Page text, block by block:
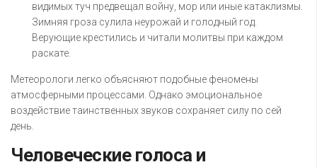
видимых туч предвещал войну, мор или иные катаклизмы.
Зимняя гроза сулила неурожай и голодный год.
Верующие крестились и читали молитвы при каждом
раскате.
Метеорологи легко объясняют подобные феномены
атмосферными процессами. Однако эмоциональное
воздействие таинственных звуков сохраняет силу по сей
день.
Человеческие голоса и